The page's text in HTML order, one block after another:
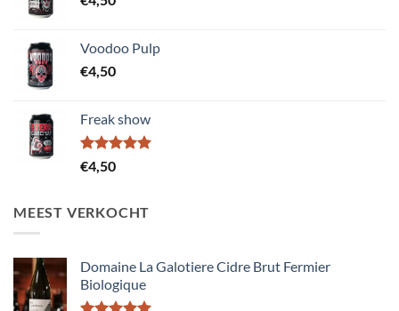
Voodoo Pulp
€4,50
Freak show
Gewaardeerd
5.00
€4,50
MEEST VERKOCHT
Domaine La Galotiere Cidre Brut Fermier
Biologique